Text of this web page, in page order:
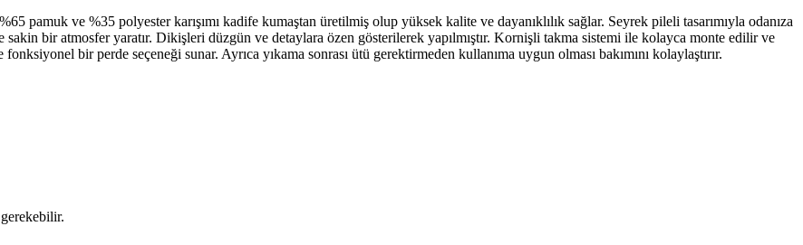
pamuk ve %35 polyester karışımı kadife kumaştan üretilmiş olup yüksek kalite ve dayanıklılık sağlar. Seyrek pileli tasarımıyla odanıza
bir atmosfer yaratır. Dikişleri düzgün ve detaylara özen gösterilerek yapılmıştır. Kornişli takma sistemi ile kolayca monte edilir ve
bir perde seçeneği sunar. Ayrıca yıkama sonrası ütü gerektirmeden kullanıma uygun olması bakımını kolaylaştırır.